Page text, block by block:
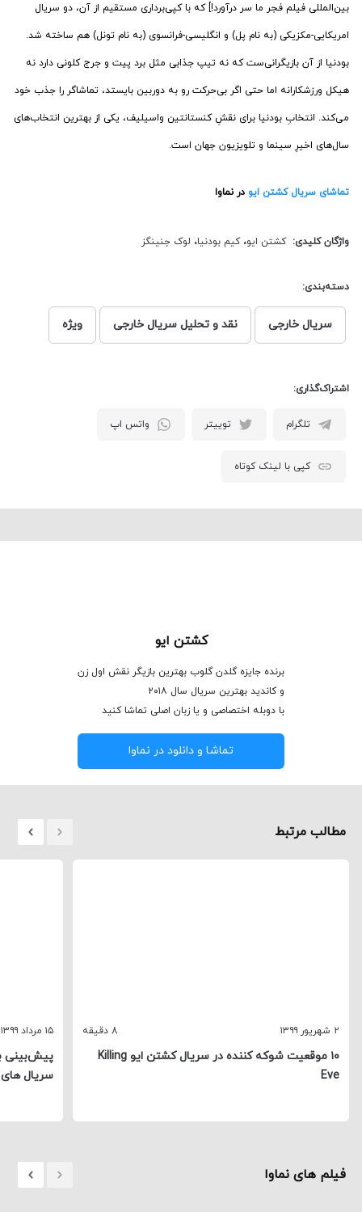
بین‌المللی فیلم فجر ما سر درآورد!] که با کپی‌برداری مستقیم از آن، دو سریال
امریکایی-مکزیکی (به نام پل) و انگلیسی-فرانسوی (به نام تونل) هم ساخته شد.
بودنیا از آن بازیگرانی‌ست که نه تیپ جذابی مثل برد پیت و جرج کلونی دارد نه
هیکل ورزشکارانه اما حتی اگر بی‌حرکت رو به دوربین بایستد، تماشاگر را جذب خود
می‌کند. انتخابِ بودنیا برای نقشِ کنستانتین واسیلیف، یکی از بهترین انتخاب‌های
سال‌های اخیرِ سینما و تلویزیون جهان است.
تماشای سریال کشتن ایو در نماوا
واژگان کلیدی: کشتن ایو، کیم بودنیا، لوک جنینگز
دسته‌بندی:
سریال خارجی نقد و تحلیل سریال خارجی ویژه
اشتراک‌گذاری:
تلگرام توییتر واتس اپ
کپی با لینک کوتاه
کشتن ایو
برنده جایزه گلدن گلوب بهترین بازیگر نقش اول زن
و کاندید بهترین سریال سال ۲۰۱۸
با دوبله اختصاصی و یا زبان اصلی تماشا کنید